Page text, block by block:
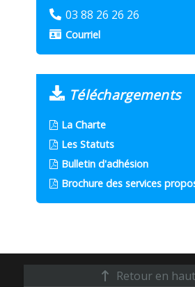
03 88 26 26 26
Courriel
Téléchargements
La Charte
Les Statuts
Bulletin d'adhésion
Brochure des services
Retour en haut